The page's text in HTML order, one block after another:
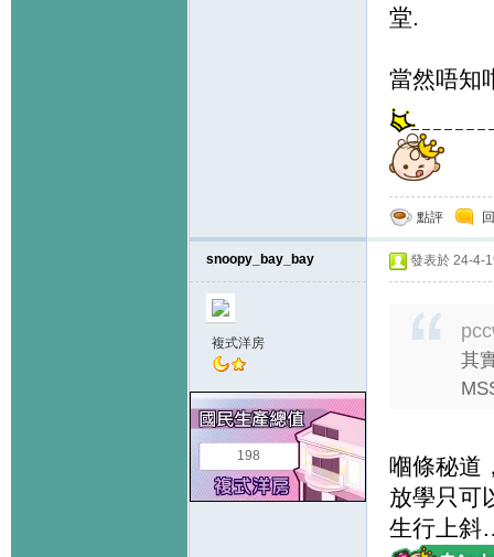
堂.
當然唔知
點評
snoopy_bay_bay
複式洋房
198
發表於 24-4-
其
嗰條秘道
放學只可
生行上